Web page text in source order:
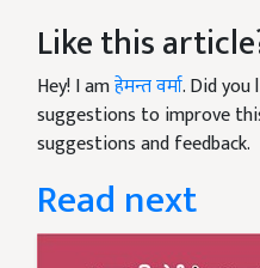
Like this
Hey! I amहेमन्त वर्मा. Did you
suggestions to improve
suggestions and feedback.
Read next